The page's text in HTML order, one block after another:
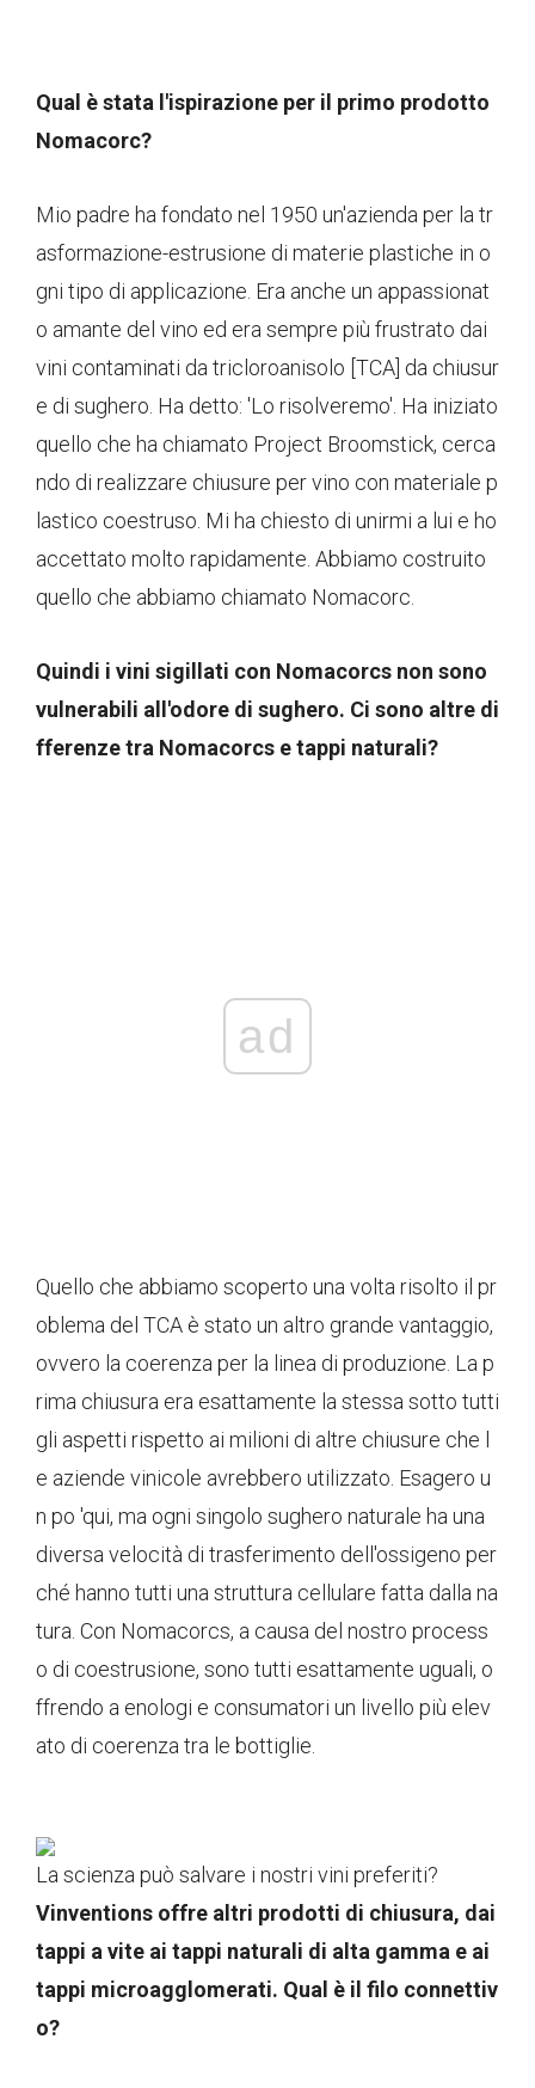
Qual è stata l'ispirazione per il primo prodotto
Nomacorc?
Mio padre ha fondato nel 1950 un'azienda per la tr
asformazione-estrusione di materie plastiche in o
gni tipo di applicazione. Era anche un appassionat
o amante del vino ed era sempre più frustrato dai
vini contaminati da tricloroanisolo [TCA] da chiusur
e di sughero. Ha detto: 'Lo risolveremo'. Ha iniziato
quello che ha chiamato Project Broomstick, cerca
ndo di realizzare chiusure per vino con materiale p
lastico coestruso. Mi ha chiesto di unirmi a lui e ho
accettato molto rapidamente. Abbiamo costruito
quello che abbiamo chiamato Nomacorc.
Quindi i vini sigillati con Nomacorcs non sono
vulnerabili all'odore di sughero. Ci sono altre di
fferenze tra Nomacorcs e tappi naturali?
ad
Quello che abbiamo scoperto una volta risolto il pr
oblema del TCA è stato un altro grande vantaggio,
ovvero la coerenza per la linea di produzione. La p
rima chiusura era esattamente la stessa sotto tutti
gli aspetti rispetto ai milioni di altre chiusure che l
e aziende vinicole avrebbero utilizzato. Esagero u
n po 'qui, ma ogni singolo sughero naturale ha una
diversa velocità di trasferimento dell'ossigeno per
ché hanno tutti una struttura cellulare fatta dalla na
tura. Con Nomacorcs, a causa del nostro process
o di coestrusione, sono tutti esattamente uguali, o
ffrendo a enologi e consumatori un livello più elev
ato di coerenza tra le bottiglie.
La scienza può salvare i nostri vini preferiti?
Vinventions offre altri prodotti di chiusura, dai
tappi a vite ai tappi naturali di alta gamma e ai
tappi microagglomerati. Qual è il filo connettiv
o?